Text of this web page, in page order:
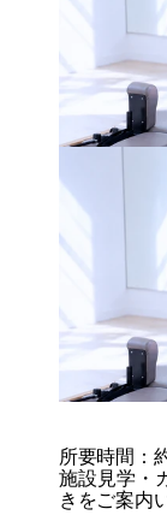
所要時間：
施設見学・
きをご案内